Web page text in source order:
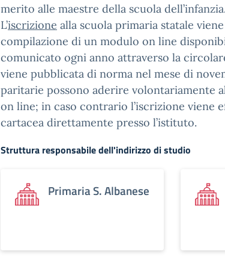
merito alle maestre della scuola
L’iscrizione alla scuola primaria statale
compilazione di un modulo on line
comunicato ogni anno attraverso la
viene pubblicata di norma nel mese di
paritarie possono aderire volontariamente
on line; in caso contrario l’iscrizione viene
cartacea direttamente presso l’istituto.
Struttura responsabile dell'indirizzo di studio
Primaria S. Albanese